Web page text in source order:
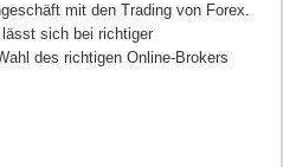
mit den Trading von Forex.
sich bei richtiger
des richtigen Online-Brokers